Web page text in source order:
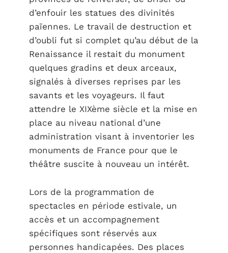
d’enfouir les statues des divinités
païennes. Le travail de destruction et
d’oubli fut si complet qu’au début de la
Renaissance il restait du monument
quelques gradins et deux arceaux,
signalés à diverses reprises par les
savants et les voyageurs. Il faut
attendre le XIXème siècle et la mise en
place au niveau national d’une
administration visant à inventorier les
monuments de France pour que le
théâtre suscite à nouveau un intérêt.
Lors de la programmation de
spectacles en période estivale, un
accès et un accompagnement
spécifiques sont réservés aux
personnes handicapées. Des places